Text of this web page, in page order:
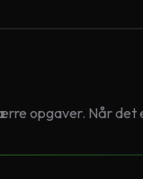
opgaver. Når det